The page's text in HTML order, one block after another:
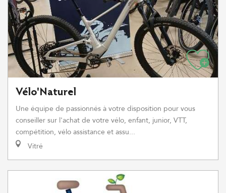
Vélo'Naturel
Une équipe de passionnés à votre disposition pour vous
conseiller sur l'achat de votre vélo, enfant, junior, VTT,
compétition, vélo assistance et assu...
Vitré